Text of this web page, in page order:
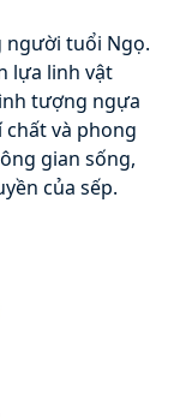
người tuổi Ngọ.
lựa linh vật
tượng ngựa
và phong
gian sống,
của sếp.